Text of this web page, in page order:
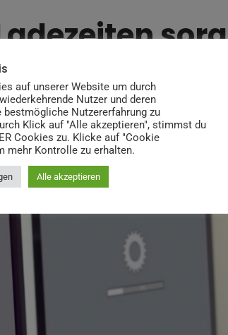
auf unserer Website um durch
Nutzer und deren
bestmögliche Nutzererfahrung zu
Klick auf "Alle akzeptieren", stimmst du
Cookies zu. Klicke auf "Cookie
mehr Kontrolle zu erhalten.
Alle akzeptieren